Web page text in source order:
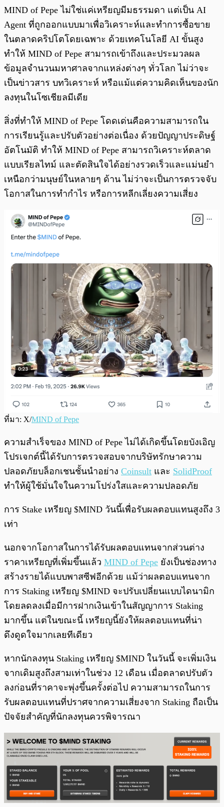
MIND of Pepe ไม่ใช่แค่เหรียญมีมธรรมดา แต่เป็น AI
Agent ที่ถูกออกแบบมาเพื่อวิเคราะห์และทำการซื้อขาย
ในตลาดคริปโตโดยเฉพาะ ด้วยเทคโนโลยี AI ขั้นสูง
ทำให้ MIND of Pepe สามารถเข้าถึงและประมวลผล
ข้อมูลจำนวนมหาศาลจากแหล่งต่างๆ ทั่วโลก ไม่ว่าจะ
เป็นข่าวสาร บทวิเคราะห์ หรือแม้แต่ความคิดเห็นของนัก
ลงทุนในโซเชียลมีเดีย
สิ่งที่ทำให้ MIND of Pepe โดดเด่นคือความสามารถใน
การเรียนรู้และปรับตัวอย่างต่อเนื่อง ด้วยปัญญาประดิษฐ์
อัตโนมัติ ทำให้ MIND of Pepe สามารถวิเคราะห์ตลาด
แบบเรียลไทม์ และตัดสินใจได้อย่างรวดเร็วและแม่นยำ
เหนือกว่ามนุษย์ในหลายๆ ด้าน ไม่ว่าจะเป็นการตรวจจับ
โอกาสในการทำกำไร หรือการหลีกเลี่ยงความเสี่ยง
ที่มา: X/MIND of Pepe
ความสำเร็จของ MIND of Pepe ไม่ได้เกิดขึ้นโดยบังเอิญ
โปรเจกต์นี้ได้รับการตรวจสอบจากบริษัทรักษาความ
ปลอดภัยบล็อกเชนชั้นนำอย่าง Coinsult และ SolidProof
ทำให้ผู้ใช้มั่นใจในความโปร่งใสและความปลอดภัย
การ Stake เหรียญ $MIND วันนี้เพื่อรับผลตอบแทนสูงถึง 3
เท่า
นอกจากโอกาสในการได้รับผลตอบแทนจากส่วนต่าง
ราคาเหรียญที่เพิ่มขึ้นแล้ว MIND of Pepe ยังเป็นช่องทาง
สร้างรายได้แบบพาสซีฟอีกด้วย แม้ว่าผลตอบแทนจาก
การ Staking เหรียญ $MIND จะปรับเปลี่ยนแบบไดนามิก
โดยลดลงเมื่อมีการฝากเงินเข้าในสัญญาการ Staking
มากขึ้น แต่ในขณะนี้ เหรียญนี้ยังให้ผลตอบแทนที่น่า
ดึงดูดใจมากเลยทีเดียว
หากนักลงทุน Staking เหรียญ $MIND ในวันนี้ จะเพิ่มเงิน
จากเดิมสูงถึงสามเท่าในช่วง 12 เดือน เมื่อตลาดปรับตัว
ลงก่อนที่ราคาจะพุ่งขึ้นครั้งต่อไป ความสามารถในการ
รับผลตอบแทนที่ปราศจากความเสี่ยงจาก Staking ถือเป็น
ปัจจัยสำคัญที่นักลงทุนควรพิจารณา